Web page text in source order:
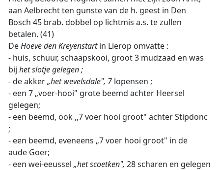
aan Aelbrecht ten gunste van de h. geest in Den
Bosch 45 brab. dobbel op lichtmis a.s. te zullen
betalen. (41)
DeHoeve den Kreyenstartin Lierop omvatte :
- huis, schuur, schaapskooi, groot 3 mudzaad en was
bij het slotje gelegen ;
-de akker„het wevelsdale", 7 lopensen ;
- een 7 „voer-hooi" grote beemd achter Heersel
gelegen;
- een beemd, ook ,,7 voer hooi groot" achter Stipdonc
;
- een beemd, eveneens „7 voer hooi groot" in de
aude Goer;
- een wei-eeussel „het scoetken", 28 scharen en gelegen